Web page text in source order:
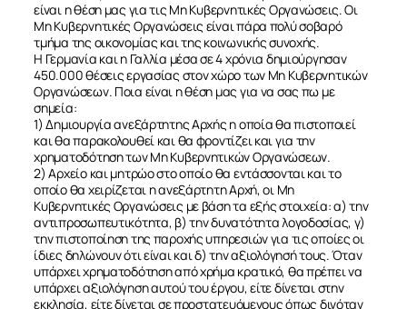
είναι η θέση μας για τις Μη Κυβερνητικές Οργανώσεις. Οι
Μη Κυβερνητικές Οργανώσεις είναι πάρα πολύ σοβαρό
τμήμα της οικονομίας και της κοινωνικής συνοχής.
Η Γερμανία και η Γαλλία μέσα σε 4 χρόνια δημιούργησαν
450.000 θέσεις εργασίας στον χώρο των Μη Κυβερνητικών
Οργανώσεων. Ποια είναι η θέση μας για να σας πω με
σημεία:
1) Δημιουργία ανεξάρτητης Αρχής η οποία θα πιστοποιεί
και θα παρακολουθεί και θα φροντίζει και για την
χρηματοδότηση των Μη Κυβερνητικών Οργανώσεων.
2) Αρχείο και μητρώο στο οποίο θα εντάσσονται και το
οποίο θα χειρίζεται η ανεξάρτητη Αρχή, οι Μη
Κυβερνητικές Οργανώσεις με βάση τα εξής στοιχεία: α) την
αντιπροσωπευτικότητα, β) την δυνατότητα λογοδοσίας, γ)
την πιστοποίηση της παροχής υπηρεσιών για τις οποίες οι
ίδιες δηλώνουν ότι είναι και δ) την αξιολόγησή τους. Όταν
υπάρχει χρηματοδότηση από χρήμα κρατικό, θα πρέπει να
υπάρχει αξιολόγηση αυτού του έργου, είτε δίνεται στην
εκκλησία, είτε δίνεται σε προστατευόμενους όπως δινόταν